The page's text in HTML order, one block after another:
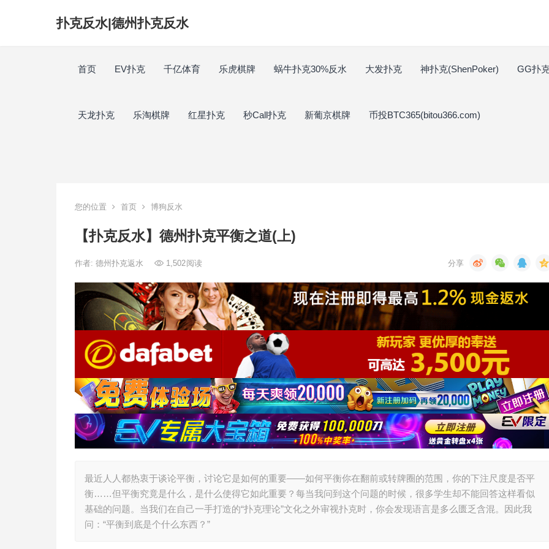
扑克反水|德州扑克反水
首页 EV扑克 千亿体育 乐虎棋牌 蜗牛扑克30%反水 大发扑克 神扑克(ShenPoker) GG扑
天龙扑克 乐淘棋牌 红星扑克 秒Call扑克 新葡京棋牌 币投BTC365(bitou366.com)
您的位置 首页 博狗反水
【扑克反水】德州扑克平衡之道(上)
作者: 德州扑克返水 1,502阅读
最近人人都热衷于谈论平衡，讨论它是如何的重要——如何平衡你在翻前或转牌圈的范围，你的下注尺度是否平
衡……但平衡究竟是什么，是什么使得它如此重要？每当我问到这个问题的时候，很多学生却不能回答这样看似
基础的问题。当我们在自己一手打造的“扑克理论”文化之外审视扑克时，你会发现语言是多么匮乏含混。因此我
问：“平衡到底是个什么东西？”